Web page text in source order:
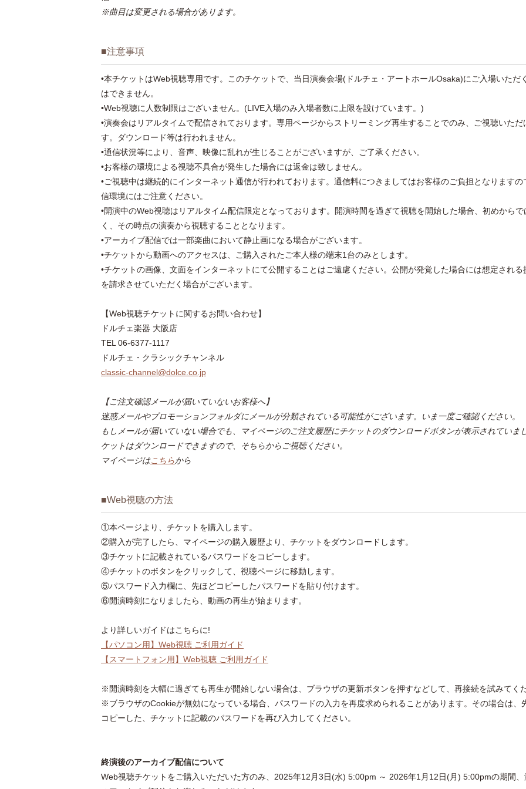
※曲目は変更される場合があります。
■注意事項
•本チケットはWeb視聴専用です。このチケットで、当日演奏会場(ドルチェ・アートホールOsaka)にご入場いただ
はできません。
•Web視聴に人数制限はございません。(LIVE入場のみ入場者数に上限を設けています。)
•演奏会はリアルタイムで配信されております。専用ページからストリーミング再生することでのみ、ご視聴いただ
す。ダウンロード等は行われません。
•通信状況等により、音声、映像に乱れが生じることがございますが、ご了承ください。
•お客様の環境による視聴不具合が発生した場合には返金は致しません。
•ご視聴中は継続的にインターネット通信が行われております。通信料につきましてはお客様のご負担となりますの
信環境にはご注意ください。
•開演中のWeb視聴はリアルタイム配信限定となっております。開演時間を過ぎて視聴を開始した場合、初めからで
く、その時点の演奏から視聴することとなります。
•アーカイブ配信では一部楽曲において静止画になる場合がございます。
•チケットから動画へのアクセスは、ご購入されたご本人様の端末1台のみとします。
•チケットの画像、文面をインターネットにて公開することはご遠慮ください。公開が発覚した場合には想定される
を請求させていただく場合がございます。
【Web視聴チケットに関するお問い合わせ】
ドルチェ楽器 大阪店
TEL 06-6377-1117
ドルチェ・クラシックチャンネル
classic-channel@dolce.co.jp
【ご注文確認メールが届いていないお客様へ】
迷惑メールやプロモーションフォルダにメールが分類されている可能性がございます。いま一度ご確認ください。
もしメールが届いていない場合でも、マイページのご注文履歴にチケットのダウンロードボタンが表示されていま
ケットはダウンロードできますので、そちらからご視聴ください。
マイページはこちらから
■Web視聴の方法
①本ページより、チケットを購入します。
②購入が完了したら、マイページの購入履歴より、チケットをダウンロードします。
③チケットに記載されているパスワードをコピーします。
④チケットのボタンをクリックして、視聴ページに移動します。
⑤パスワード入力欄に、先ほどコピーしたパスワードを貼り付けます。
⑥開演時刻になりましたら、動画の再生が始まります。
より詳しいガイドはこちらに!
【パソコン用】Web視聴 ご利用ガイド
【スマートフォン用】Web視聴 ご利用ガイド
※開演時刻を大幅に過ぎても再生が開始しない場合は、ブラウザの更新ボタンを押すなどして、再接続を試みてくだ
※ブラウザのCookieが無効になっている場合、パスワードの入力を再度求められることがあります。その場合は、
コピーした、チケットに記載のパスワードを再び入力してください。
終演後のアーカイブ配信について
Web視聴チケットをご購入いただいた方のみ、2025年12月3日(水) 5:00pm ～ 2026年1月12日(月) 5:00pmの期間、